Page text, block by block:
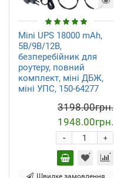
Mini UPS 18000 mAh,
5В/9В/12В,
безперебійник для
роутеру, повний
комплект, міні ДБЖ,
міні УПС, 150-64277
3198.00грн.
1948.00грн.
+
-
Швидке замовлення